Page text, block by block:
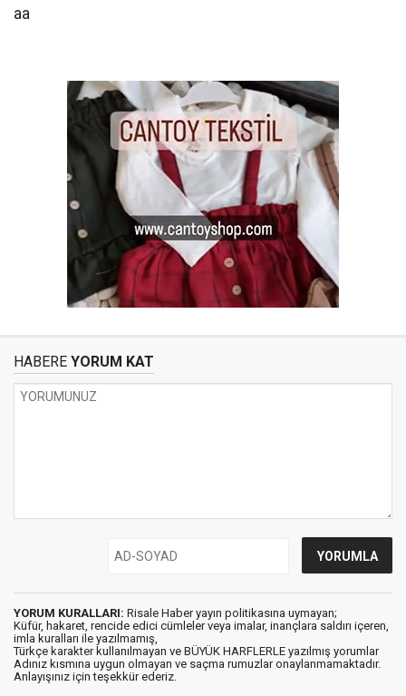
aa
HABERE YORUM KAT
YORUM KURALLARI: Risale Haber yayın politikasına uymayan;
Küfür, hakaret, rencide edici cümleler veya imalar, inançlara saldırı içeren,
imla kuralları ile yazılmamış,
Türkçe karakter kullanılmayan ve BÜYÜK HARFLERLE yazılmış yorumlar
Adınız kısmına uygun olmayan ve saçma rumuzlar onaylanmamaktadır.
Anlayışınız için teşekkür ederiz.